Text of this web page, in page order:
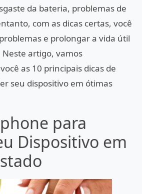
da bateria, problemas de
com as dicas certas, você
e prolongar a vida útil
Neste artigo, vamos
as 10 principais dicas de
seu dispositivo em ótimas
para
Dispositivo em